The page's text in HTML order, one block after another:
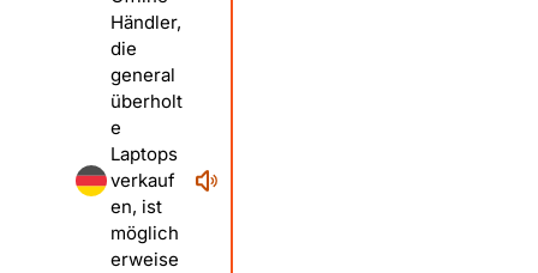
Händler,
die
general
überholt
e
Laptops
verkauf
en, ist
möglich
erweise